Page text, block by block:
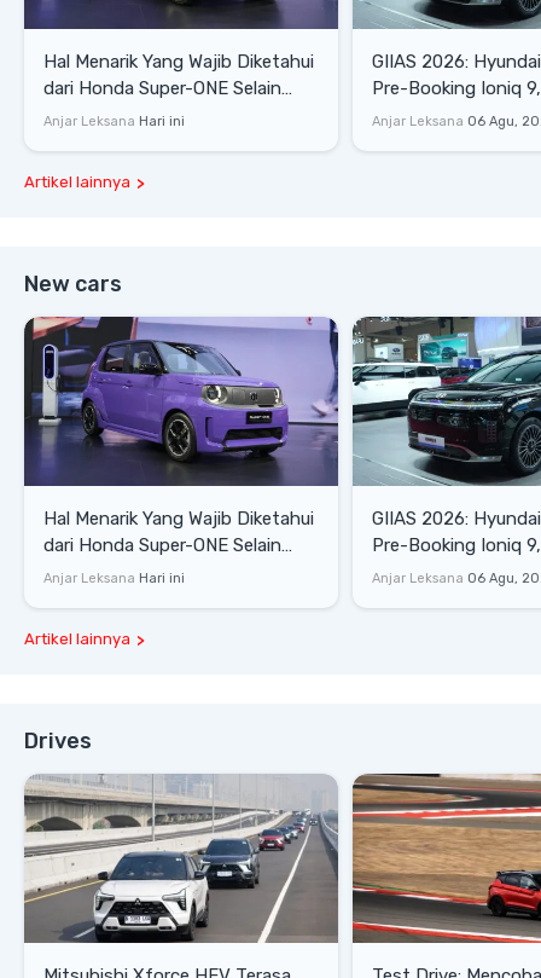
Hal Menarik Yang Wajib Diketahui
dari Honda Super-ONE Selain
Harga
Anjar Leksana Hari ini
GIIAS 2026:
Pre-Booking Ioniq
Rp1,49 Miliar
Anjar Leksana 06 Agu,
Artikel lainnya
New cars
Hal Menarik Yang Wajib Diketahui
dari Honda Super-ONE Selain
Harga
Anjar Leksana Hari ini
GIIAS 2026:
Pre-Booking Ioniq
Rp1,49 Miliar
Anjar Leksana 06 Agu,
Artikel lainnya
Drives